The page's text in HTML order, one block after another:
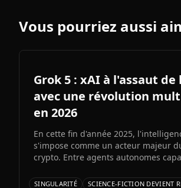
Vous pourriez aussi
Grok 5 : xAI à l'assaut de
avec une révolution
en 2026
En cette fin d'année 2025,
s'impose comme un acteur majeur
crypto. Entre agents autonomes
d'Elon Musk s'annonce comme l'un
SINGULARITÉ
SCIENCE-FICTION DEVIENT